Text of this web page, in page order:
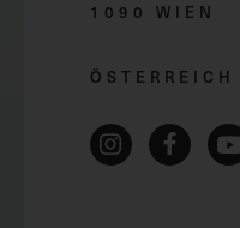
1090 WIEN
ÖSTERREICH